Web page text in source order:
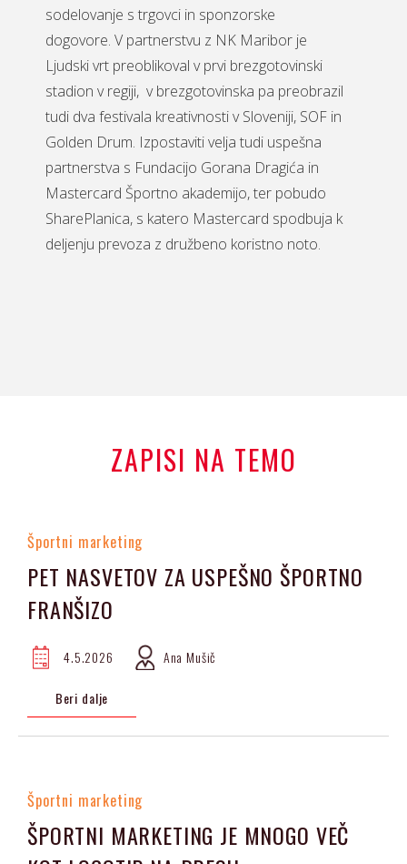
sodelovanje s trgovci in sponzorske
dogovore. V partnerstvu z NK Maribor je
Ljudski vrt preoblikoval v prvi brezgotovinski
stadion v regiji, v brezgotovinska pa preobrazil
tudi dva festivala kreativnosti v Sloveniji, SOF in
Golden Drum. Izpostaviti velja tudi uspešna
partnerstva s Fundacijo Gorana Dragića in
Mastercard Športno akademijo, ter pobudo
SharePlanica, s katero Mastercard spodbuja k
deljenju prevoza z družbeno koristno noto.
ZAPISI NA TEMO
Športni marketing
PET NASVETOV ZA USPEŠNO ŠPORTNO
FRANŠIZO
4.5.2026 Ana Mušič
Beri dalje
Športni marketing
ŠPORTNI MARKETING JE MNOGO VEČ